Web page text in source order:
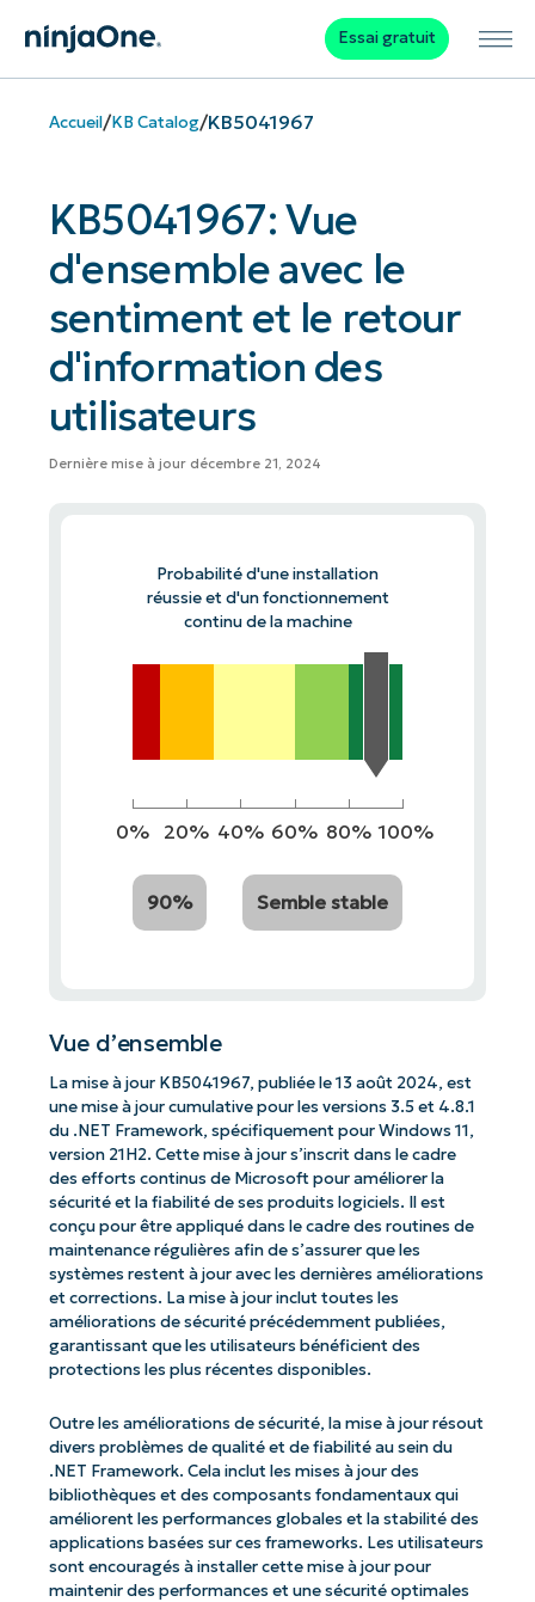
Essai gratuit
Accueil/KB Catalog/KB5041967
KB5041967: Vue
d'ensemble avec le
sentiment et le retour
d'information des
utilisateurs
Dernière mise à jour décembre 21, 2024
Probabilité d'une installation
réussie et d'un fonctionnement
continu de la machine
0% 20% 40% 60% 80% 100%
90% Semble stable
Vue d’ensemble
La mise à jour KB5041967, publiée le 13 août 2024, est
une mise à jour cumulative pour les versions 3.5 et 4.8.1
du .NET Framework, spécifiquement pour Windows 11,
version 21H2. Cette mise à jour s’inscrit dans le cadre
des efforts continus de Microsoft pour améliorer la
sécurité et la fiabilité de ses produits logiciels. Il est
conçu pour être appliqué dans le cadre des routines de
maintenance régulières afin de s’assurer que les
systèmes restent à jour avec les dernières améliorations
et corrections. La mise à jour inclut toutes les
améliorations de sécurité précédemment publiées,
garantissant que les utilisateurs bénéficient des
protections les plus récentes disponibles.
Outre les améliorations de sécurité, la mise à jour résout
divers problèmes de qualité et de fiabilité au sein du
.NET Framework. Cela inclut les mises à jour des
bibliothèques et des composants fondamentaux qui
améliorent les performances globales et la stabilité des
applications basées sur ces frameworks. Les utilisateurs
sont encouragés à installer cette mise à jour pour
maintenir des performances et une sécurité optimales